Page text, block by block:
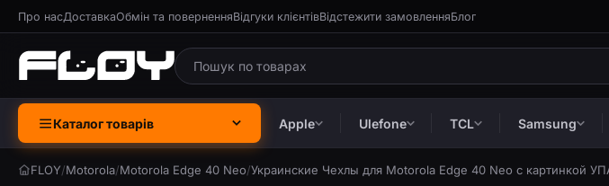
Про насДоставкаОбмін та поверненняВідгуки клієнтівВідстежити замовленняБлог
Каталог товарів Apple Ulefone TCL Samsung
FLOY/Motorola/Motorola Edge 40 Neo/Украинские Чехлы для Motorola Edge 40 Neo с картинкой